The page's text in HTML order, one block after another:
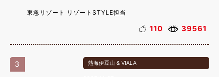
東急リゾート リゾートSTYLE担当
110 39561
3 熱海伊豆山 & VIALA